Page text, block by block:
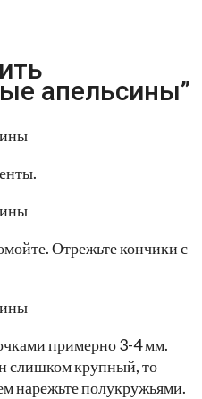
апельсины”
Отрежьте кончики с
примерно 3-4 мм.
слишком крупный, то
нарежьте полукружьями.